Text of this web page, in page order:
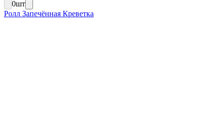
0шт
Ролл Запечённая Креветка